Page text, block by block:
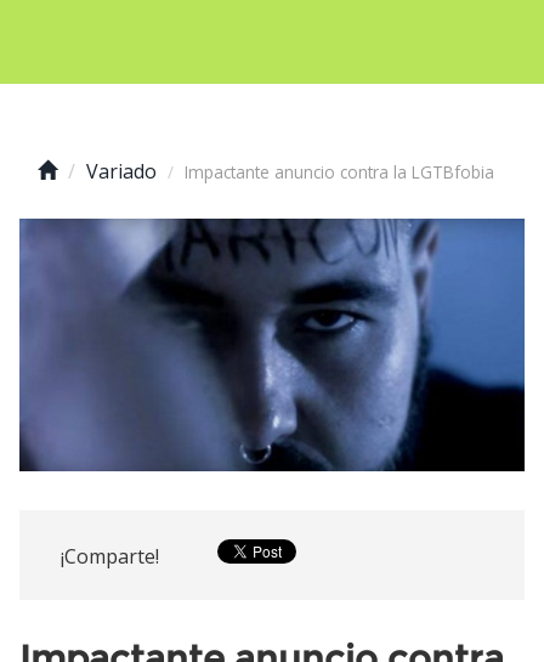
Variado Impactante anuncio contra la LGTBfobia
¡Comparte!